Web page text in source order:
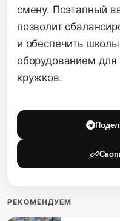
смену. Поэтапный
позволит
и обеспечить
оборудованием
кружков.
РЕКОМЕНДУЕМ